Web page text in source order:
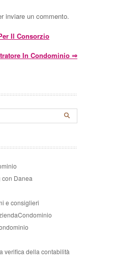
inviare un commento.
Il Consorzio
In Condominio ⇒
con Danea
e consiglieri
verifica della contabilità